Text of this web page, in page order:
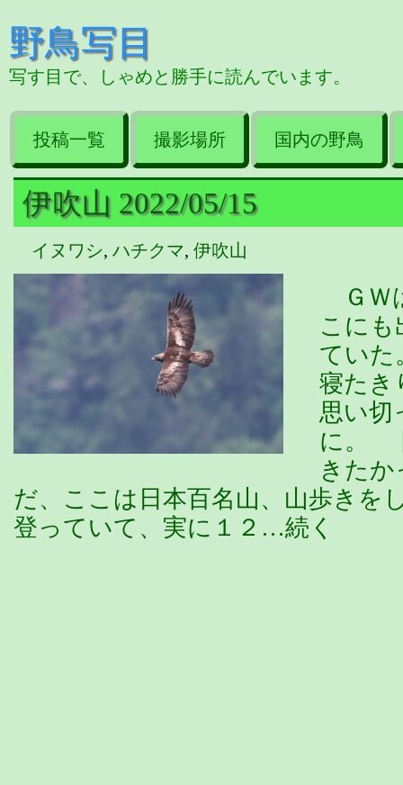
野鳥写目
写す目で、しゃめと勝手に読んでいます。
投稿一覧 撮影場所 国内の野鳥
伊吹山 2022/05/15
イヌワシ, ハチクマ, 伊吹山
ＧＷ
こにも
てい
寝たき
思い切
に。
きた
だ、ここは日本百名山、山歩きを
登っていて、実に１２…続く